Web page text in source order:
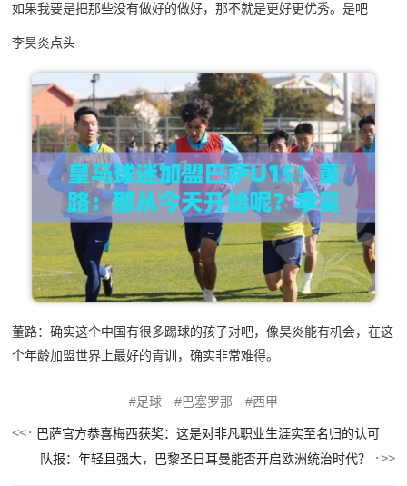
如果我要是把那些没有做好的做好，那不就是更好更优秀。是吧
李昊炎点头
董路：确实这个中国有很多踢球的孩子对吧，像昊炎能有机会，在这
个年龄加盟世界上最好的青训，确实非常难得。
足球 巴塞罗那 西甲
巴萨官方恭喜梅西获奖：这是对非凡职业生涯实至名归的认可
队报：年轻且强大，巴黎圣日耳曼能否开启欧洲统治时代？